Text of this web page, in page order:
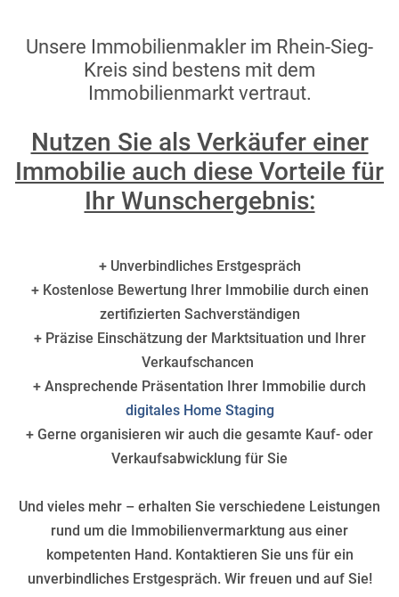
Unsere Immobilienmakler im Rhein-Sieg-
Kreis sind bestens mit dem
Immobilienmarkt vertraut.
Nutzen Sie als Verkäufer einer
Immobilie auch diese Vorteile für
Ihr Wunschergebnis:
+ Unverbindliches Erstgespräch
+ Kostenlose Bewertung Ihrer Immobilie durch einen
zertifizierten Sachverständigen
+ Präzise Einschätzung der Marktsituation und Ihrer
Verkaufschancen
+ Ansprechende Präsentation Ihrer Immobilie durch
digitales Home Staging
+ Gerne organisieren wir auch die gesamte Kauf- oder
Verkaufsabwicklung für Sie
Und vieles mehr – erhalten Sie verschiedene Leistungen
rund um die Immobilienvermarktung aus einer
kompetenten Hand. Kontaktieren Sie uns für ein
unverbindliches Erstgespräch. Wir freuen und auf Sie!